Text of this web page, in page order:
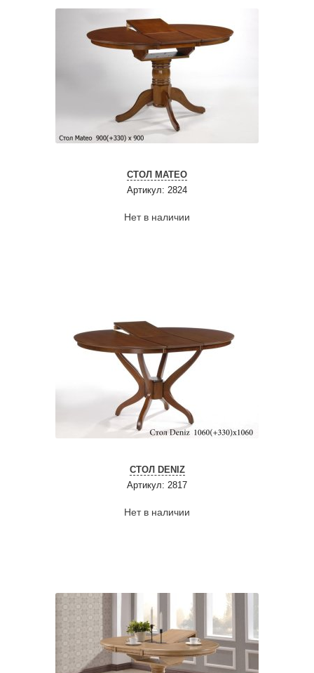
СТОЛ MATEO
Артикул: 2824
Нет в наличии
СТОЛ DENIZ
Артикул: 2817
Нет в наличии